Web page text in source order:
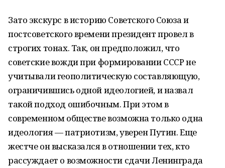
Зато экскурс в историю Советского Союза и
постсоветского времени президент провел в
строгих тонах. Так, он предположил, что
советские вожди при формировании СССР не
учитывали геополитическую составляющую,
ограничившись одной идеологией, и назвал
такой подход ошибочным. При этом в
современном обществе возможна только одна
идеология — патриотизм, уверен Путин. Еще
жестче он высказался в отношении тех, кто
рассуждает о возможности сдачи Ленинграда